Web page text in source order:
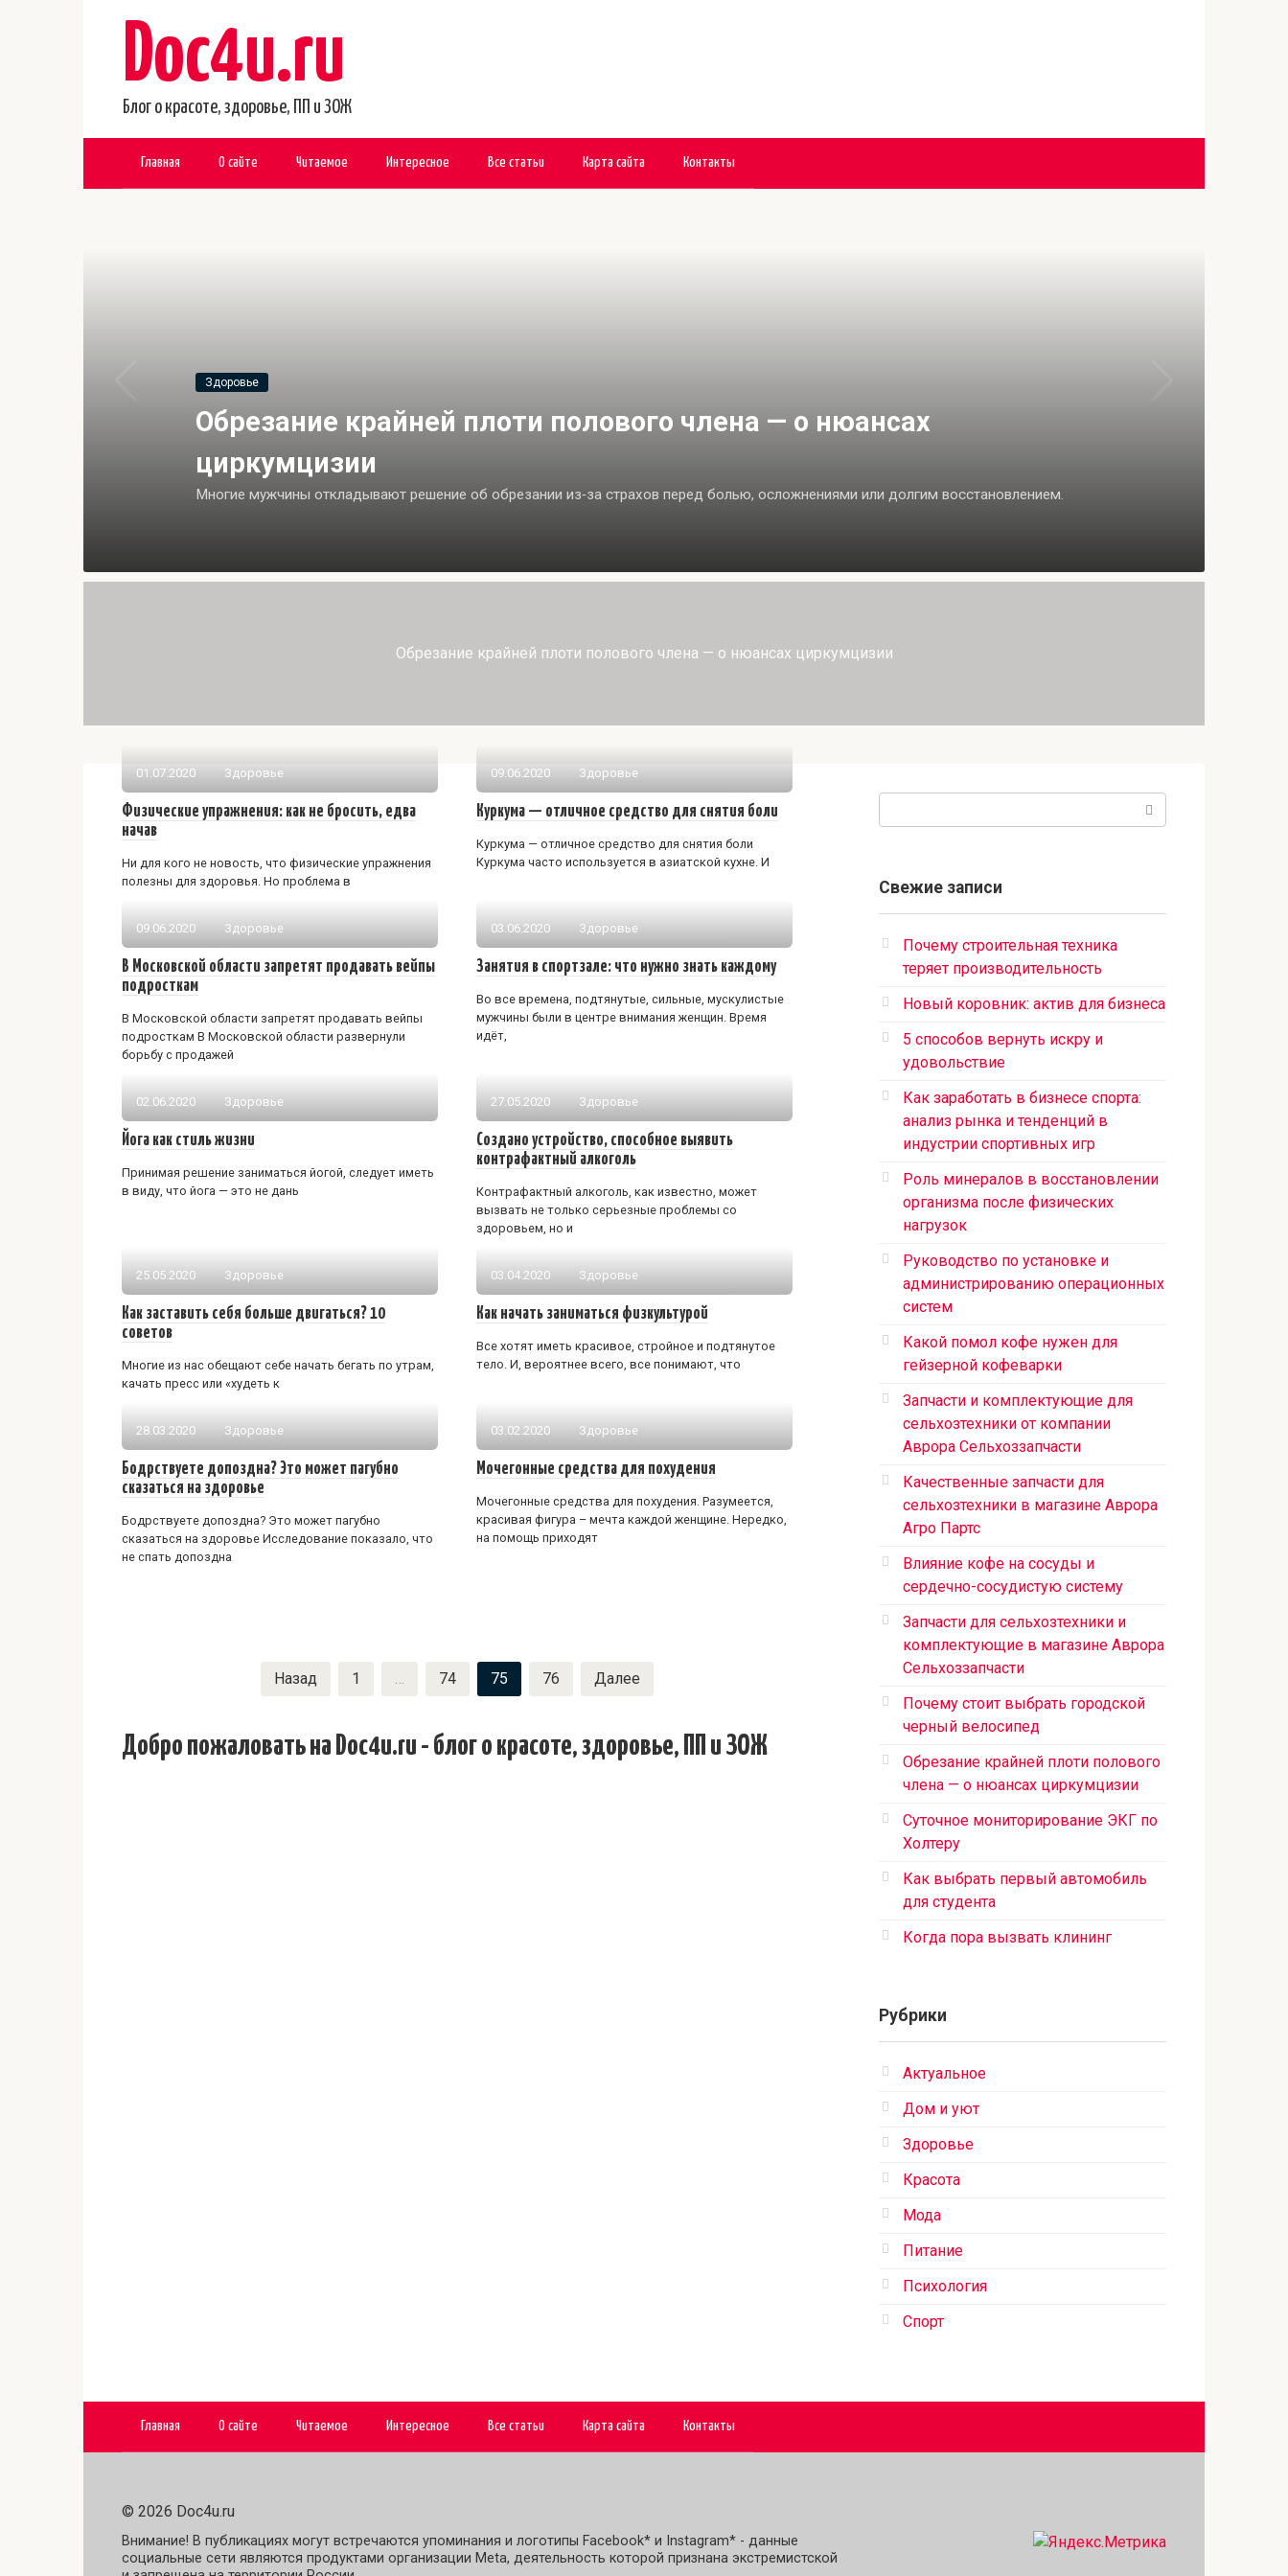
Doc4u.ru
Блог о красоте, здоровье, ПП и ЗОЖ
Главная О сайте Читаемое Интересное Все статьи Карта сайта Контакты
Здоровье
Обрезание крайней плоти полового члена — о нюансах
циркумцизии
Многие мужчины откладывают решение об обрезании из‑за страхов перед болью, осложнениями или долгим восстановлением.
Обрезание крайней плоти полового члена — о нюансах циркумцизии
01.07.2020 Здоровье
Физические упражнения: как не бросить, едва
начав
Ни для кого не новость, что физические упражнения
полезны для здоровья. Но проблема в
09.06.2020 Здоровье
Куркума — отличное средство для снятия боли
Куркума — отличное средство для снятия боли
Куркума часто используется в азиатской кухне. И
09.06.2020 Здоровье
В Московской области запретят продавать вейпы
подросткам
В Московской области запретят продавать вейпы
подросткам В Московской области развернули
борьбу с продажей
03.06.2020 Здоровье
Занятия в спортзале: что нужно знать каждому
Во все времена, подтянутые, сильные, мускулистые
мужчины были в центре внимания женщин. Время
идёт,
02.06.2020 Здоровье
Йога как стиль жизни
Принимая решение заниматься йогой, следует иметь
в виду, что йога — это не дань
27.05.2020 Здоровье
Создано устройство, способное выявить
контрафактный алкоголь
Контрафактный алкоголь, как известно, может
вызвать не только серьезные проблемы со
здоровьем, но и
25.05.2020 Здоровье
Как заставить себя больше двигаться? 10
советов
Многие из нас обещают себе начать бегать по утрам,
качать пресс или «худеть к
03.04.2020 Здоровье
Как начать заниматься физкультурой
Все хотят иметь красивое, стройное и подтянутое
тело. И, вероятнее всего, все понимают, что
28.03.2020 Здоровье
Бодрствуете допоздна? Это может пагубно
сказаться на здоровье
Бодрствуете допоздна? Это может пагубно
сказаться на здоровье Исследование показало, что
не спать допоздна
03.02.2020 Здоровье
Мочегонные средства для похудения
Мочегонные средства для похудения. Разумеется,
красивая фигура – мечта каждой женщине. Нередко,
на помощь приходят
Назад 1 … 74 75 76 Далее
Добро пожаловать на Doc4u.ru - блог о красоте, здоровье, ПП и ЗОЖ
Свежие записи
Почему строительная техника
теряет производительность
Новый коровник: актив для бизнеса
5 способов вернуть искру и
удовольствие
Как заработать в бизнесе спорта:
анализ рынка и тенденций в
индустрии спортивных игр
Роль минералов в восстановлении
организма после физических
нагрузок
Руководство по установке и
администрированию операционных
систем
Какой помол кофе нужен для
гейзерной кофеварки
Запчасти и комплектующие для
сельхозтехники от компании
Аврора Сельхоззапчасти
Качественные запчасти для
сельхозтехники в магазине Аврора
Агро Партс
Влияние кофе на сосуды и
сердечно-сосудистую систему
Запчасти для сельхозтехники и
комплектующие в магазине Аврора
Сельхоззапчасти
Почему стоит выбрать городской
черный велосипед
Обрезание крайней плоти полового
члена — о нюансах циркумцизии
Суточное мониторирование ЭКГ по
Холтеру
Как выбрать первый автомобиль
для студента
Когда пора вызвать клининг
Рубрики
Актуальное
Дом и уют
Здоровье
Красота
Мода
Питание
Психология
Спорт
Главная О сайте Читаемое Интересное Все статьи Карта сайта Контакты
© 2026 Doc4u.ru
Внимание! В публикациях могут встречаются упоминания и логотипы Facebook* и Instagram* - данные
социальные сети являются продуктами организации Meta, деятельность которой признана экстремистской